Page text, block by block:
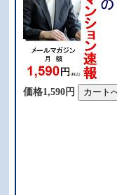
価格1,590円